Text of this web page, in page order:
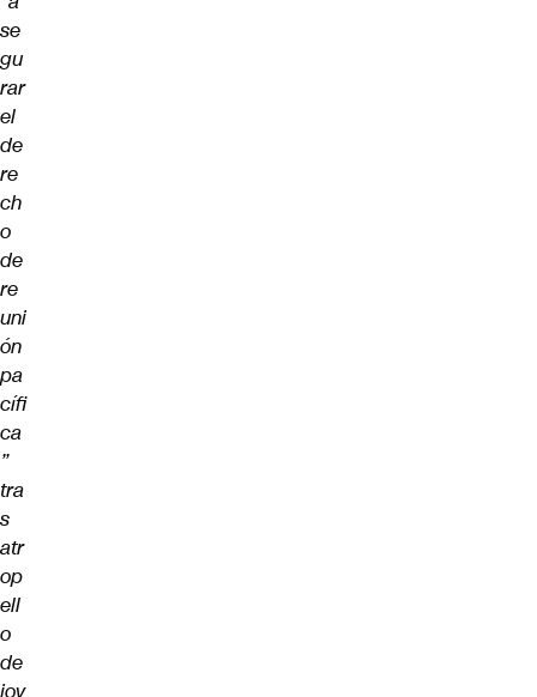
se
gu
rar
el
de
re
ch
o
de
re
uni
ón
pa
cífi
ca
”
tra
s
atr
op
ell
o
de
jov